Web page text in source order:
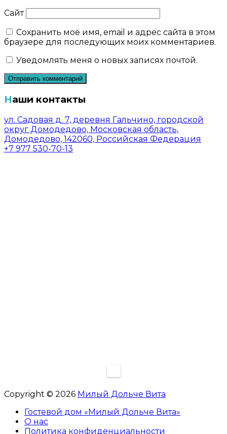
Сайт
Сохранить моё имя, email и адрес сайта в этом
браузере для последующих моих комментариев.
Уведомлять меня о новых записях почтой.
Наши контакты
ул. Садовая д. 7, деревня Гальчино, городской
округ Домодедово, Московская область,
Домодедово, 142060, Российская Федерация
+7 977 530-70-13
Copyright © 2026 Милый Дольче Вита
Гостевой дом «Милый Дольче Вита»
О нас
Политика конфиденциальности